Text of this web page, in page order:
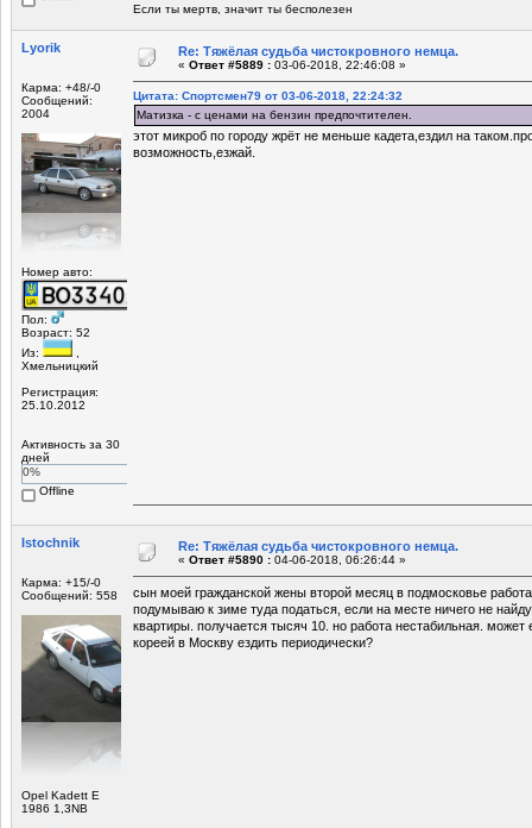
Если ты мертв, значит ты бесполезен
Lyorik
Карма: +48/-0
Сообщений:
2004
Номер авто:
Пол:
Возраст: 52
Из:
,
Хмельницкий
Регистрация:
25.10.2012
Активность за 30
дней
0%
Offline
Re: Тяжёлая судьба чистокровного немца.
« Ответ #5889 : 03-06-2018, 22:46:08 »
Цитата: Спортсмен79 от 03-06-2018, 22:24:32
Матизка - с ценами на бензин предпочтителен.
этот микроб по городу жрёт не меньше кадета,ездил на
возможность,езжай.
Istochnik
Карма: +15/-0
Сообщений: 558
Opel Kadett E
1986 1,3NB
Re: Тяжёлая судьба чистокровного немца.
« Ответ #5890 : 04-06-2018, 06:26:44 »
сын моей гражданской жены второй месяц в подмосковье
подумываю к зиме туда податься, если на месте ничего не
квартиры. получается тысяч 10. но работа нестабильная.
кореей в Москву ездить периодически?